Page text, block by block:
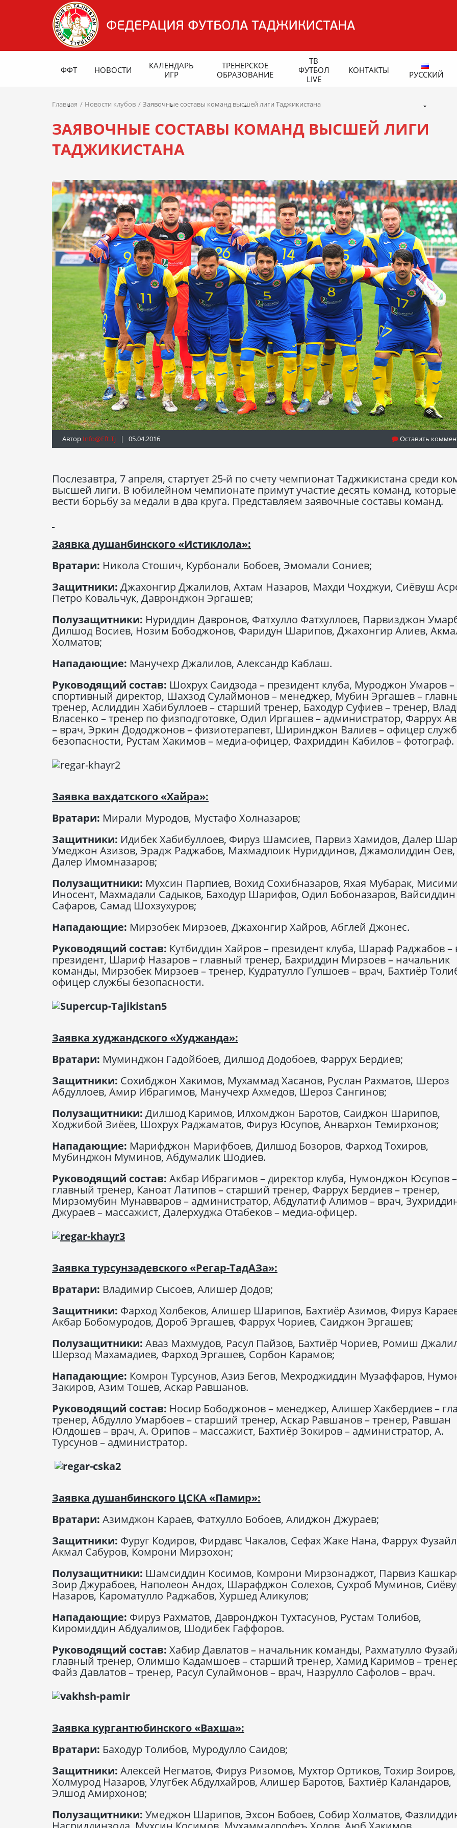
ФФТ НОВОСТИ
КАЛЕНДАРЬ
ИГР
ТРЕНЕРСКОЕ
ОБРАЗОВАНИЕ
ТВ
ФУТБОЛ
LIVE
КОНТАКТЫ РУССКИЙ
Главная Новости клубов Заявочные составы команд высшей лиги Таджикистана
ЗАЯВОЧНЫЕ СОСТАВЫ КОМАНД ВЫСШЕЙ ЛИГИ
ТАДЖИКИСТАНА
Автор Info@fft.tj | 05.04.2016 Оставить
Послезавтра, 7 апреля, стартует 25-й по счету чемпионат Таджикистана среди
высшей лиги. В юбилейном чемпионате примут участие десять команд, которые
вести борьбу за медали в два круга. Представляем заявочные составы команд.
Заявка душанбинского «Истиклола»:
Вратари: Никола Стошич, Курбонали Бобоев, Эмомали Сониев;
Защитники: Джахонгир Джалилов, Ахтам Назаров, Махди Чохджуи, Сиёвуш
Петро Ковальчук, Давронджон Эргашев;
Полузащитники: Нуриддин Давронов, Фатхулло Фатхуллоев, Парвизджон
Дилшод Восиев, Нозим Бободжонов, Фаридун Шарипов, Джахонгир Алиев,
Холматов;
Нападающие: Манучехр Джалилов, Александр Каблаш.
Руководящий состав: Шохрух Саидзода – президент клуба, Муроджон Умаров –
спортивный директор, Шахзод Сулаймонов – менеджер, Мубин Эргашев –
тренер, Аслиддин Хабибуллоев – старший тренер, Баходур Суфиев – тренер,
Власенко – тренер по физподготовке, Одил Иргашев – администратор, Фаррух
– врач, Эркин Дододжонов – физиотерапевт, Ширинджон Валиев – офицер
безопасности, Рустам Хакимов – медиа-офицер, Фахриддин Кабилов – фотограф.
Заявка вахдатского «Хайра»:
Вратари: Мирали Муродов, Мустафо Холназаров;
Защитники: Идибек Хабибуллоев, Фируз Шамсиев, Парвиз Хамидов, Далер
Умеджон Азизов, Эрадж Раджабов, Махмадлоик Нуриддинов, Джамолиддин Оев,
Далер Имомназаров;
Полузащитники: Мухсин Парпиев, Вохид Сохибназаров, Яхая Мубарак,
Иносент, Махмадали Садыков, Баходур Шарифов, Одил Бобоназаров, Вайсиддин
Сафаров, Самад Шохзухуров;
Нападающие: Мирзобек Мирзоев, Джахонгир Хайров, Абглей Джонес.
Руководящий состав: Кутбиддин Хайров – президент клуба, Шараф Раджабов –
президент, Шариф Назаров – главный тренер, Бахриддин Мирзоев – начальник
команды, Мирзобек Мирзоев – тренер, Кудратулло Гулшоев – врач, Бахтиёр
офицер службы безопасности.
Заявка худжандского «Худжанда»:
Вратари: Муминджон Гадойбоев, Дилшод Додобоев, Фаррух Бердиев;
Защитники: Сохибджон Хакимов, Мухаммад Хасанов, Руслан Рахматов, Шероз
Абдуллоев, Амир Ибрагимов, Манучехр Ахмедов, Шероз Сангинов;
Полузащитники: Дилшод Каримов, Илхомджон Баротов, Саиджон Шарипов,
Ходжибой Зиёев, Шохрух Раджаматов, Фируз Юсупов, Анвархон Темирхонов;
Нападающие: Марифджон Марифбоев, Дилшод Бозоров, Фарход Тохиров,
Мубинджон Муминов, Абдумалик Шодиев.
Руководящий состав: Акбар Ибрагимов – директор клуба, Нумонджон Юсупов –
главный тренер, Каноат Латипов – старший тренер, Фаррух Бердиев – тренер,
Мирзомубин Мунавваров – администратор, Абдулатиф Алимов – врач,
Джураев – массажист, Далерхуджа Отабеков – медиа-офицер.
Заявка турсунзадевского «Регар-ТадАЗа»:
Вратари: Владимир Сысоев, Алишер Додов;
Защитники: Фарход Холбеков, Алишер Шарипов, Бахтиёр Азимов, Фируз
Акбар Бобомуродов, Дороб Эргашев, Фаррух Чориев, Саиджон Эргашев;
Полузащитники: Аваз Махмудов, Расул Пайзов, Бахтиёр Чориев, Ромиш
Шерзод Махамадиев, Фарход Эргашев, Сорбон Карамов;
Нападающие: Комрон Турсунов, Азиз Бегов, Мехроджиддин Музаффаров,
Закиров, Азим Тошев, Аскар Равшанов.
Руководящий состав: Носир Бободжонов – менеджер, Алишер Хакбердиев –
тренер, Абдулло Умарбоев – старший тренер, Аскар Равшанов – тренер, Равшан
Юлдошев – врач, А. Орипов – массажист, Бахтиёр Зокиров – администратор, А.
Турсунов – администратор.
Заявка душанбинского ЦСКА «Памир»:
Вратари: Азимджон Караев, Фатхулло Бобоев, Алиджон Джураев;
Защитники: Фуруг Кодиров, Фирдавс Чакалов, Сефах Жаке Нана, Фаррух
Акмал Сабуров, Комрони Мирзохон;
Полузащитники: Шамсиддин Косимов, Комрони Мирзонаджот, Парвиз
Зоир Джурабоев, Наполеон Андох, Шарафджон Солехов, Сухроб Муминов,
Назаров, Кароматулло Раджабов, Хуршед Аликулов;
Нападающие: Фируз Рахматов, Давронджон Тухтасунов, Рустам Толибов,
Киромиддин Абдуалимов, Шодибек Гаффоров.
Руководящий состав: Хабир Давлатов – начальник команды, Рахматулло
главный тренер, Олимшо Кадамшоев – старший тренер, Хамид Каримов –
Файз Давлатов – тренер, Расул Сулаймонов – врач, Назрулло Сафолов – врач.
Заявка кургантюбинского «Вахша»:
Вратари: Баходур Толибов, Муродулло Саидов;
Защитники: Алексей Негматов, Фируз Ризомов, Мухтор Ортиков, Тохир Зоиров,
Холмурод Назаров, Улугбек Абдулхайров, Алишер Баротов, Бахтиёр Каландаров,
Элшод Амирхонов;
Полузащитники: Умеджон Шарипов, Эхсон Бобоев, Собир Холматов,